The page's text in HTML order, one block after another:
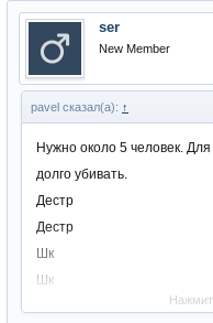
ser
New Member
pavel сказал(а): ↑
Нужно около 5 человек. Для
долго убивать.
Дестр
Дестр
Шк
Шк